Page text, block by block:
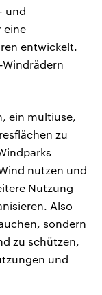
und
eine
entwickelt.
Windrädern
ein multiuse,
zu
nutzen und
Nutzung
Also
sondern
zu schützen,
und